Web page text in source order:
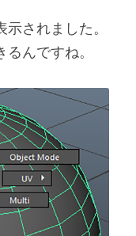
されました。
んですね。